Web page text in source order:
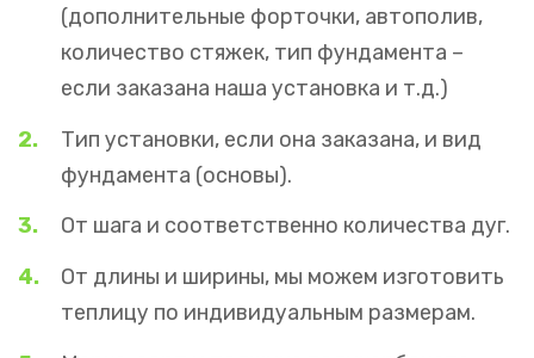
(дополнительные форточки, автополив,
количество стяжек, тип фундамента –
если заказана наша установка и т.д.)
Тип установки, если она заказана, и вид
фундамента (основы).
От шага и соответственно количества дуг.
От длины и ширины, мы можем изготовить
теплицу по индивидуальным размерам.